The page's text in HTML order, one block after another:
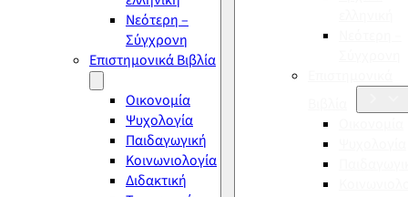
Νεότερη –
Σύγχρονη
Επιστημονικά Βιβλία
Οικονομία
Ψυχολογία
Παιδαγωγική
Κοινωνιολογία
Διδακτική